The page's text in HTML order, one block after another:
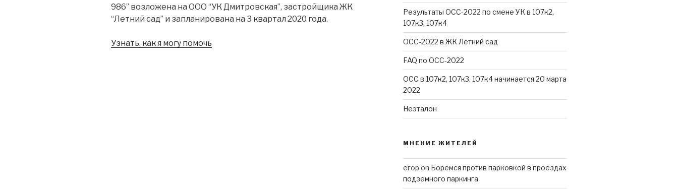
986” возложена на ООО “УК Дмитровская”, застройщика ЖК
“Летний сад” и запланирована на 3 квартал 2020 года.
Узнать, как я могу помочь
Результаты ОСС-2022 по смене УК в 107к2,
107к3, 107к4
ОСС-2022 в ЖК Летний сад
FAQ по ОСС-2022
ОСС в 107к2, 107к3, 107к4 начинается 20 марта
2022
Неэталон
МНЕНИЕ ЖИТЕЛЕЙ
егор on Боремся против парковкой в проездах
подземного паркинга